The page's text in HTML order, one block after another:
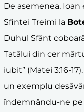
De asemenea,
Sfintei Treimi la
Duhul Sfânt
Tatălui din cer
iubit” (Matei 3:16-
un exemplu
îndemnându-ne pe